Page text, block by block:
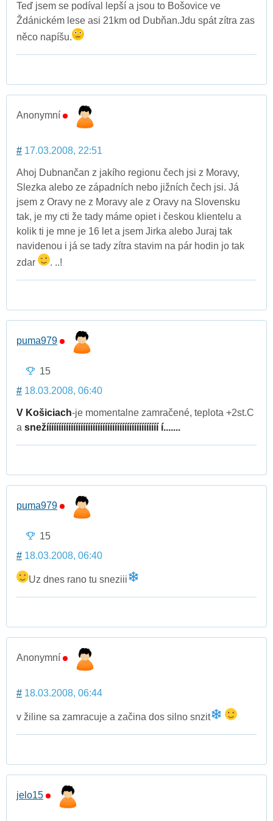
Teď jsem se podíval lepší a jsou to Bošovice ve
Ždánickém lese asi 21km od Dubňan.Jdu spát zítra zas
něco napíšu.
Anonymní
# 17.03.2008, 22:51
Ahoj Dubnančan z jakího regionu čech jsi z Moravy,
Slezka alebo ze západních nebo jižních čech jsi. Já
jsem z Oravy ne z Moravy ale z Oravy na Slovensku
tak, je my cti že tady máme opiet i českou klientelu a
kolik ti je mne je 16 let a jsem Jirka alebo Juraj tak
navidenou i já se tady zítra stavim na pár hodin jo tak
zdar
. ..!
puma979
15
# 18.03.2008, 06:40
V Košiciach-je momentalne zamračené, teplota +2st.C
a snežíííííííííííííííííííííííííííííííííííííííííííííí í.......
puma979
15
# 18.03.2008, 06:40
Uz dnes rano tu sneziii
Anonymní
# 18.03.2008, 06:44
v žiline sa zamracuje a začina dos silno snzit
jelo15